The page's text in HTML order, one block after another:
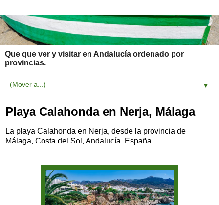
Que que ver y visitar en Andalucía ordenado por
provincias.
▼
Playa Calahonda en Nerja, Málaga
La playa Calahonda en Nerja, desde la provincia de
Málaga, Costa del Sol, Andalucía, España.